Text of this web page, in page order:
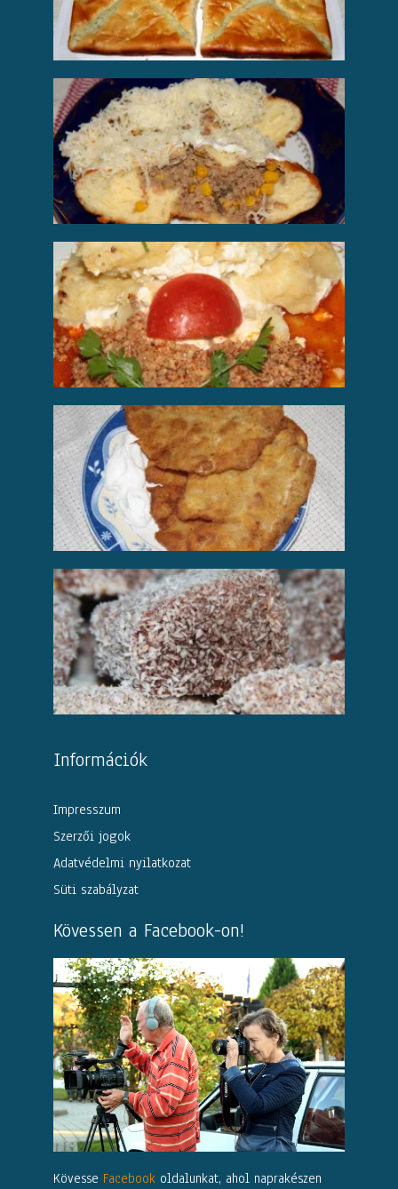
Információk
Impresszum
Szerzői jogok
Adatvédelmi nyilatkozat
Süti szabályzat
Kövessen a Facebook-on!
Kövesse Facebook oldalunkat, ahol naprakészen